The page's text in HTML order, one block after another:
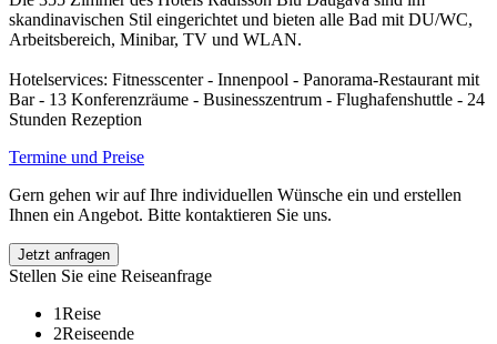
skandinavischen Stil eingerichtet und bieten alle Bad mit DU/WC,
Arbeitsbereich, Minibar, TV und WLAN.
Hotelservices: Fitnesscenter - Innenpool - Panorama-Restaurant mit
Bar - 13 Konferenzräume - Businesszentrum - Flughafenshuttle - 24
Stunden Rezeption
Termine und Preise
Gern gehen wir auf Ihre individuellen Wünsche ein und erstellen
Ihnen ein Angebot. Bitte kontaktieren Sie uns.
Jetzt anfragen
Stellen Sie eine Reiseanfrage
1Reise
2Reiseende